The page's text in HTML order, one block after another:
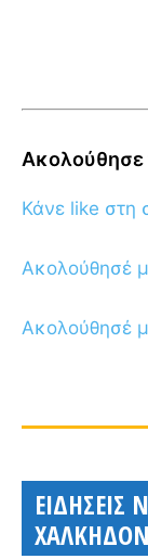
Ακολούθησε
Κάνε like στη
Ακολούθησέ
Ακολούθησέ
ΕΙΔΗΣΕΙΣ